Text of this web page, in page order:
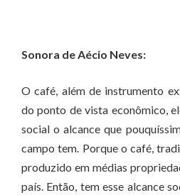
Sonora de Aécio Neves:
O café, além de instrumento
do ponto de vista econômico,
social o alcance que
campo tem. Porque o café,
produzido em médias
país. Então, tem esse alcance